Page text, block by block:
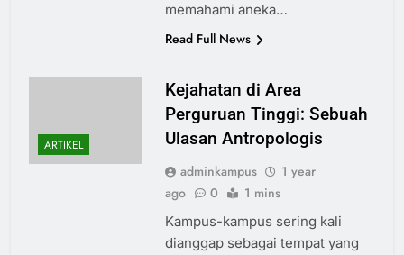
memahami aneka…
Read Full News
ARTIKEL
Kejahatan di Area
Perguruan Tinggi: Sebuah
Ulasan Antropologis
adminkampus
1 year
ago
0 1 mins
Kampus-kampus sering kali
dianggap sebagai tempat yang